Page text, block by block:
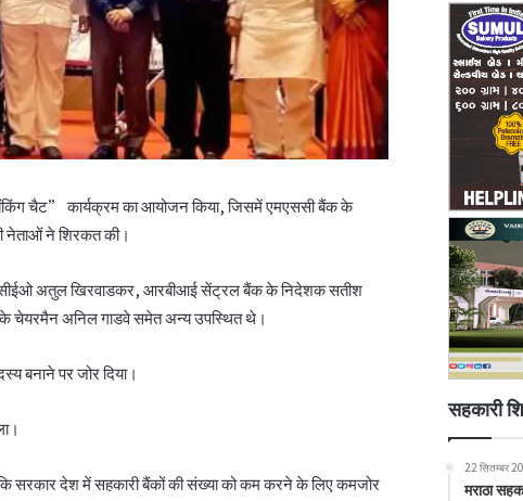
चैट” कार्यक्रम का आयोजन किया, जिसमें एमएससी बैंक के
नेताओं ने शिरकत की।
सीईओ अतुल खिरवाडकर, आरबीआई सेंट्रल बैंक के निदेशक सतीश
के चेयरमैन अनिल गाडवे समेत अन्य उपस्थित थे।
बनाने पर जोर दिया।
सरकार देश में सहकारी बैंकों की संख्या को कम करने के लिए कमजोर
बिहार के मुख्यमंत्री ने की सहकारी बैंकिंग कार्यों की
सहकारी
22 सितम्बर
मराठा